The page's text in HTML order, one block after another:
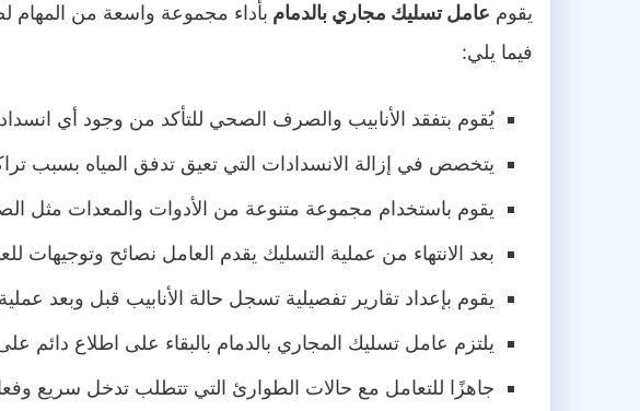
يقوم عامل تسليك مجاري بالدمام بأداء مجموعة واسعة من المهام
فيما يلي:
يُقوم بتفقد الأنابيب والصرف الصحي للتأكد من وجود أي
يتخصص في إزالة الانسدادات التي تعيق تدفق المياه بسبب
يقوم باستخدام مجموعة متنوعة من الأدوات والمعدات مثل
بعد الانتهاء من عملية التسليك يقدم العامل نصائح وتوجيهات
يقوم بإعداد تقارير تفصيلية تسجل حالة الأنابيب قبل وبعد
يلتزم عامل تسليك المجاري بالدمام بالبقاء على اطلاع
جاهزًا للتعامل مع حالات الطوارئ التي تتطلب تدخل سريع